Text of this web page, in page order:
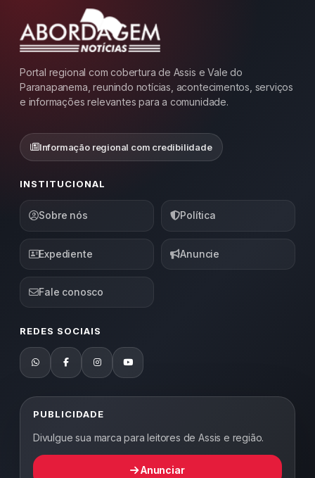
Portal regional com cobertura de Assis e Vale do
Paranapanema, reunindo notícias, acontecimentos, serviços
e informações relevantes para a comunidade.
Informação regional com credibilidade
INSTITUCIONAL
Sobre nós Política
Expediente Anuncie
Fale conosco
REDES SOCIAIS
PUBLICIDADE
Divulgue sua marca para leitores de Assis e região.
Anunciar